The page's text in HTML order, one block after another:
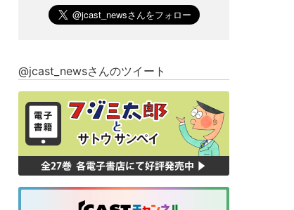
@jcast_newsさんのツイート